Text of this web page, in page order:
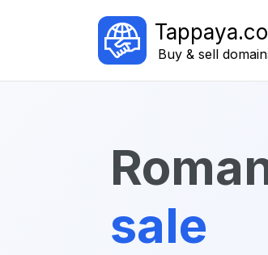
Buy & sell
sale